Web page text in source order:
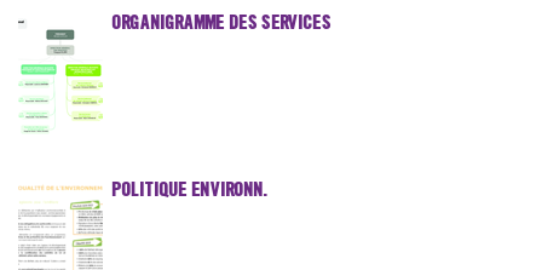
ORGANIGRAMME DES SERVICES
POLITIQUE ENVIRONN.